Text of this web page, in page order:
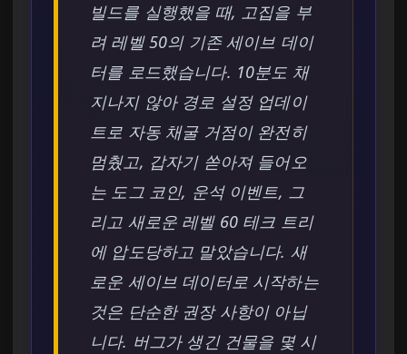
빌드를 실행했을 때, 고집을 부
려 레벨 50의 기존 세이브 데이
터를 로드했습니다. 10분도 채
지나지 않아 경로 설정 업데이
트로 자동 채굴 거점이 완전히
멈췄고, 갑자기 쏟아져 들어오
는 도그 코인, 운석 이벤트, 그
리고 새로운 레벨 60 테크 트리
에 압도당하고 말았습니다. 새
로운 세이브 데이터로 시작하는
것은 단순한 권장 사항이 아닙
니다. 버그가 생긴 건물을 몇 시